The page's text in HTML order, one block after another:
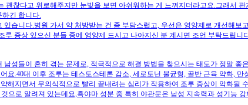
괜찮다고 위로해주지만 눈빛을 보면 아쉬워하는 게 느껴지더라고요.그래서
긴 합니다.
습니다.병원 가서 약 처방받는 건 좀 부담스럽고, 우선은 영양제로 개선해
루 증상 있으신 분들 중에 영양제 드시고 나아지신 분 계시면 조언 부탁드립
성들이 흔히 겪는 문제로, 적극적으로 해결 방법을 찾으시는 태도가 정말
요.40대 이후 조루는 테스토스테론 감소, 세로토닌 불균형, 골반 근육 약화,
해지면서 무의식적으로 빨리 끝내려는 심리가 작용하여 조루 증상이 악화
으로 알려져 있는데요,흑야마 성분 중 특히 야관문은 남성 지속력과 성기능